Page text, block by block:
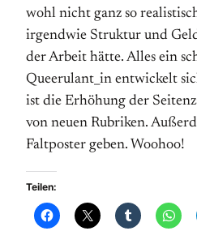
wohl nicht ganz so
irgendwie Struktur und
der Arbeit hätte. Alles ein
Queerulant_in entwickelt
ist die Erhöhung der
von neuen Rubriken.
Faltposter geben. Woohoo!
Teilen: